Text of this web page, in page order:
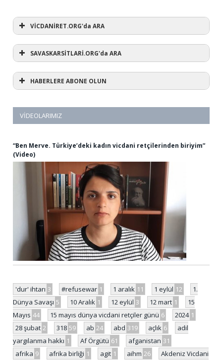
VİCDANİRET.ORG'da ARA
SAVASKARSİTLARİ.ORG'da ARA
HABERLERE ABONE OLUN
VIDEOLARIMIZ
“Ben Merve. Türkiye’deki kadın vicdani retçilerinden biriyim”
(Video)
'dur' ihtarı 3 #refusewar 1 1 aralık 11 1 eylül 12
1.
Dünya Savaşı 5 10 Aralık 1 12 eylül 3 12 mart 1
15
Mayıs 44 15 mayıs dünya vicdani retçiler günü 6 2024 1
28 şubat 2 318 59 ab 24 abd 319 açlık 6
adil
yargılanma hakkı 1 Af Örgütü 61 afganistan 31
afrika 9 afrika birliği 1 agit 1 aihm 26 Akdeniz Vicdani